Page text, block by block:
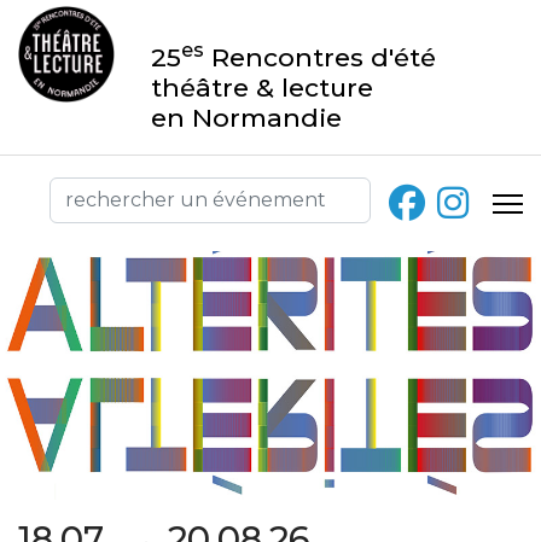
25es Rencontres d'été
théâtre & lecture
en Normandie